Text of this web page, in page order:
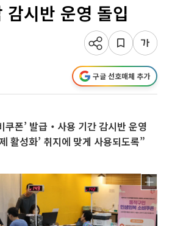
감시반 운영 돌입
구글 선호매체 추가
쿠폰’ 발급‧사용 기간 감시반 운영
활성화’ 취지에 맞게 사용되도록”